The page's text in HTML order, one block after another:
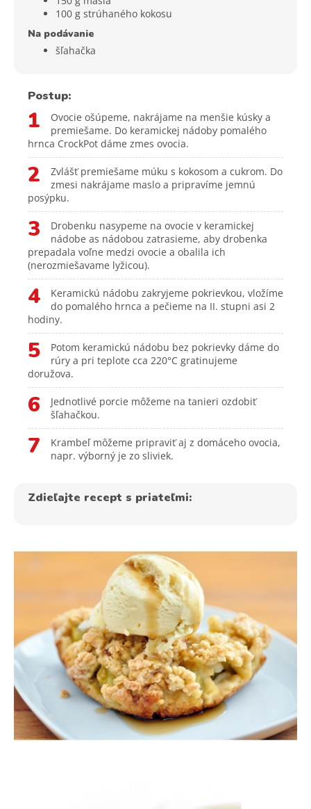
100 g strúhaného kokosu
Na podávanie
šľahačka
Postup:
1
Ovocie ošúpeme, nakrájame na menšie kúsky a
premiešame. Do keramickej nádoby pomalého
hrnca CrockPot dáme zmes ovocia.
2
Zvlášť premiešame múku s kokosom a cukrom. Do
zmesi nakrájame maslo a pripravíme jemnú
posýpku.
3
Drobenku nasypeme na ovocie v keramickej
nádobe as nádobou zatrasieme, aby drobenka
prepadala voľne medzi ovocie a obalila ich
(nerozmiešavame lyžicou).
4
Keramickú nádobu zakryjeme pokrievkou, vložíme
do pomalého hrnca a pečieme na II. stupni asi 2
hodiny.
5
Potom keramickú nádobu bez pokrievky dáme do
rúry a pri teplote cca 220°C gratinujeme
doružova.
6
Jednotlivé porcie môžeme na tanieri ozdobiť
šľahačkou.
7
Krambeľ môžeme pripraviť aj z domáceho ovocia,
napr. výborný je zo sliviek.
Zdieľajte recept s priateľmi: